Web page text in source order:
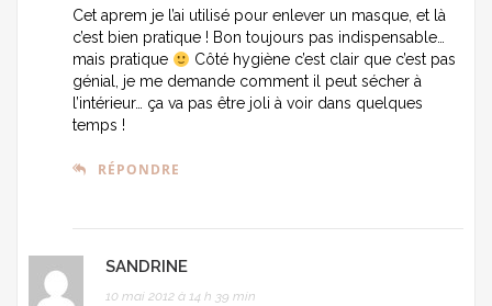
Cet aprem je l’ai utilisé pour enlever un masque, et là
c’est bien pratique ! Bon toujours pas indispensable…
mais pratique
Côté hygiène c’est clair que c’est pas
génial, je me demande comment il peut sécher à
l’intérieur… ça va pas être joli à voir dans quelques
temps !
RÉPONDRE
SANDRINE
10 mai 2012 à 14 h 39 min